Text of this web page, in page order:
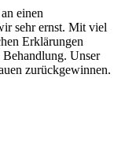
einen
sehr ernst. Mit viel
Erklärungen
Unser
zurückgewinnen.